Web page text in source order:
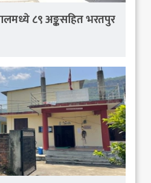
८९ अङ्कसहित भरतपुर